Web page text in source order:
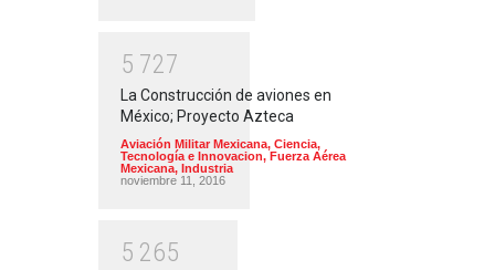
5 727
La Construcción de aviones en
México; Proyecto Azteca
Aviación Militar Mexicana, Ciencia,
Tecnología e Innovacion, Fuerza Aérea
Mexicana, Industria
noviembre 11, 2016
5 265